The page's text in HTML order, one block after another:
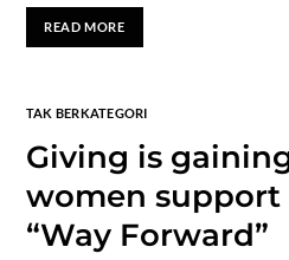
READ MORE
TAK BERKATEGORI
Giving is
women support
“Way Forward”